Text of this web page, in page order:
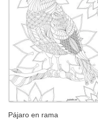
Pájaro en rama